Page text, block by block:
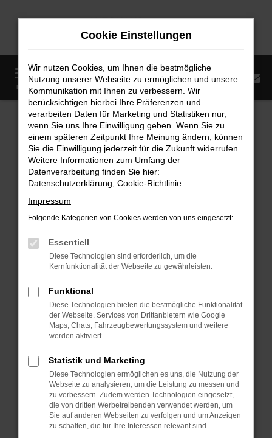
Zum
MENÜ
Startseite Fahrzeugangebote Fahrzeugmarkt
Fahrzeugmarkt
Fehler: Network Error
Beim Laden ist ein Fehler aufgetreten.
Hier sind ein paar Tipps, die dir helfen können:
Überprüfe deine Firewall und deine
Internetverbindung.
deine Suchmaschine?
Prüfe deine Browsererweiterungen.
Manche Erweiterungen, wie Werbeblocker,
können das Laden bestimmter Seiten
anderen Browser oder in einem privaten
Fenster?
Starte dein Gerät neu.
Das kann manchmal helfen,
vorübergehende Probleme zu beheben.
Cookie Einstellungen
Wir nutzen Cookies, um Ihnen die bestmögliche
Nutzung unserer Webseite zu ermöglichen und unsere
Kommunikation mit Ihnen zu verbessern. Wir
berücksichtigen hierbei Ihre Präferenzen und
verarbeiten Daten für Marketing und Statistiken nur,
wenn Sie uns Ihre Einwilligung geben. Wenn Sie zu
einem späteren Zeitpunkt Ihre Meinung ändern, können
Sie die Einwilligung jederzeit für die Zukunft widerrufen.
Weitere Informationen zum Umfang der
Datenverarbeitung finden Sie hier:
Datenschutzerklärung Cookie-Richtlinie
Impressum
Folgende Kategorien von Cookies werden von uns eingesetzt:
Essentiell
Diese Technologien sind erforderlich, um die
Kernfunktionalität der Webseite zu gewährleisten.
Funktional
Diese Technologien bieten die bestmögliche Funktionalität
der Webseite. Services von Drittanbietern wie Google
Maps, Chats, Fahrzeugbewertungssystem und weitere
werden aktiviert.
Statistik und Marketing
Diese Technologien ermöglichen es uns, die Nutzung der
Webseite zu analysieren, um die Leistung zu messen und
zu verbessern. Zudem werden Technologien eingesetzt,
die von dritten Werbetreibenden verwendet werden, um
Sie auf anderen Webseiten zu verfolgen und um Anzeigen
zu schalten, die für Ihre Interessen relevant sind.